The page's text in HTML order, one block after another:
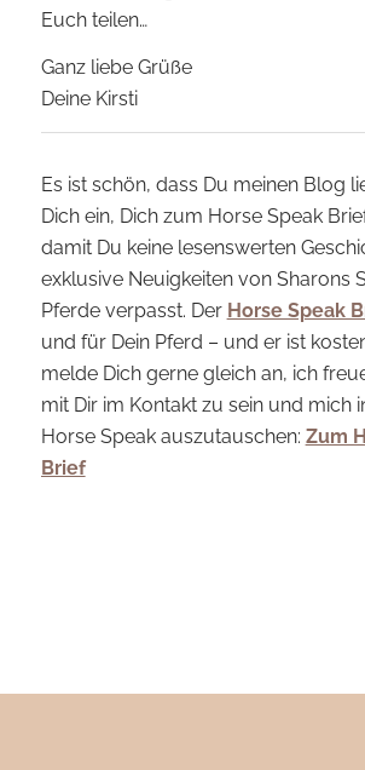
Euch teilen…
Ganz liebe Grüße
Deine Kirsti
Es ist schön, dass Du meinen Blog
Dich ein, Dich zum Horse Speak
damit Du keine lesenswerten
exklusive Neuigkeiten von Sharons
Pferde verpasst. Der Horse Speak
und für Dein Pferd – und er ist
melde Dich gerne gleich an, ich
mit Dir im Kontakt zu sein und mich
Horse Speak auszutauschen: Zum
Brief